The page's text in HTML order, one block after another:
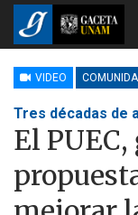
VIDEO
Tres décadas de
El